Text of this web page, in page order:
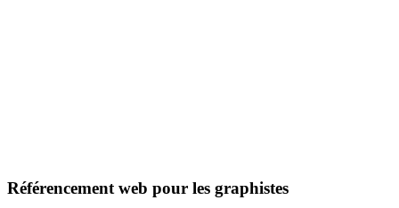
Référencement web pour les graphistes